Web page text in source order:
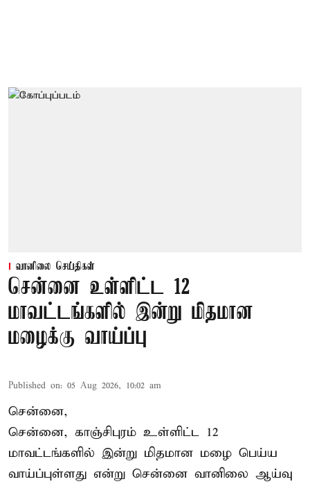
வானிலை செய்திகள்
சென்னை உள்ளிட்ட 12
மாவட்டங்களில் இன்று மிதமான
மழைக்கு வாய்ப்பு
Published on: 05 Aug 2026, 10:02 am
சென்னை,
சென்னை, காஞ்சிபுரம் உள்ளிட்ட 12
மாவட்டங்களில் இன்று மிதமான மழை பெய்ய
வாய்ப்புள்ளது என்று சென்னை வானிலை ஆய்வு